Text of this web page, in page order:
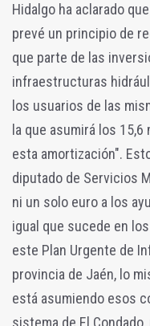
Hidalgo ha aclarado
prevé un principio de
que parte de las
infraestructuras
los usuarios de las
la que asumirá los
esta amortización".
diputado de Servicios
ni un solo euro a los
igual que sucede en
este Plan Urgente de
provincia de Jaén, lo
está asumiendo esos